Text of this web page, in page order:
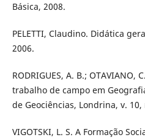
Básica, 2008.
PELETTI, Claudino. Didática
2006.
RODRIGUES, A. B.;
trabalho de campo em
de Geociências, Londrina, v.
VIGOTSKI, L. S. A Formação